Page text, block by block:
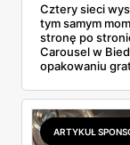
Cztery sieci
tym samym
stronę po
Carousel w
opakowaniu
2,99 zł za
odpowiada
najwięcej
do Aldi.
ARTYKUŁ